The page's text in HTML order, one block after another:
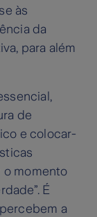
às
da
para além
de
e colocar-
o momento
É
a